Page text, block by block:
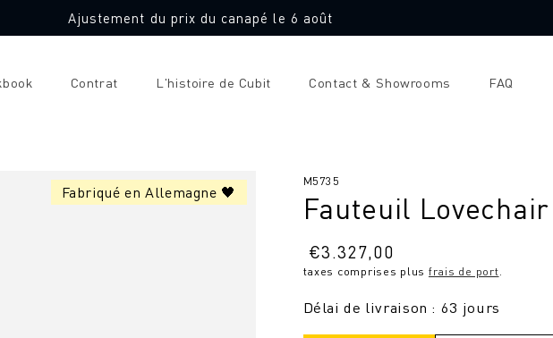
Ajustement du prix du canapé le 6 août
Contrat L'histoire de Cubit Contact & Showrooms FAQ
Fabriqué en Allemagne 🖤
SKU
M5735
Fauteuil
Prix
normal
€3.327,00
taxes comprises plus frais de port.
Délai de livraison : 63 jours